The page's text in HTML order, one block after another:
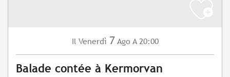
Il Venerdì 7 Ago A 20:00
Balade contée à Kermorvan